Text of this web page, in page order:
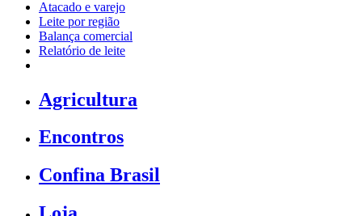
Atacado e varejo
Leite por região
Balança comercial
Relatório de leite
Agricultura
Encontros
Confina Brasil